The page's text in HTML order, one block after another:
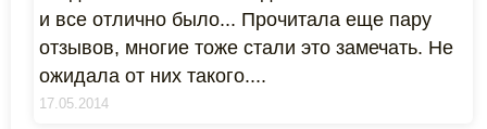
и все отлично было... Прочитала еще пару
отзывов, многие тоже стали это замечать. Не
ожидала от них такого....
17.05.2014